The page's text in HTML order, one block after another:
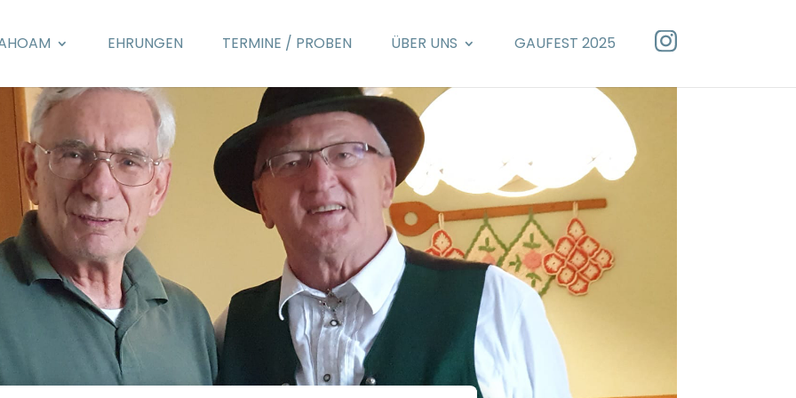
EHRUNGEN TERMINE / PROBEN ÜBER UNS GAUFEST 2025